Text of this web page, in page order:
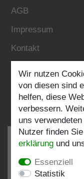
AGB
Impressum
Kontakt
Folgen Sie uns:
Wir nutzen
von diesen sind
helfen, diese
verbessern.
uns
Nutzer finden
erklärung und
Essenziell
Statistik